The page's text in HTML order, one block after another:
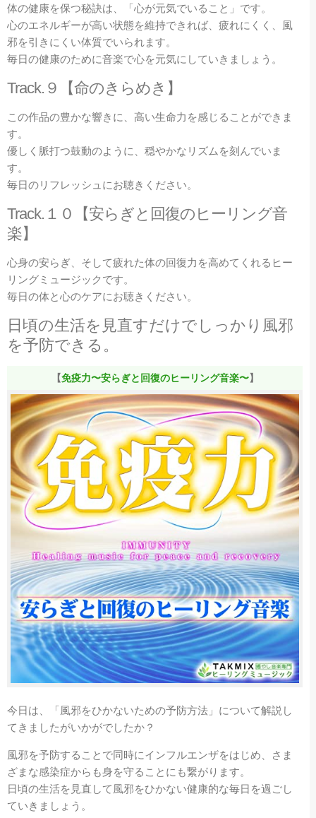
体の健康を保つ秘訣は、「心が元気でいること」です。
心のエネルギーが高い状態を維持できれば、疲れにくく、風
邪を引きにくい体質でいられます。
毎日の健康のために音楽で心を元気にしていきましょう。
Track.９【命のきらめき】
この作品の豊かな響きに、高い生命力を感じることができま
す。
優しく脈打つ鼓動のように、穏やかなリズムを刻んでいま
す。
毎日のリフレッシュにお聴きください。
Track.１０【安らぎと回復のヒーリング音
楽】
心身の安らぎ、そして疲れた体の回復力を高めてくれるヒー
リングミュージックです。
毎日の体と心のケアにお聴きください。
日頃の生活を見直すだけでしっかり風邪
を予防できる。
【免疫力〜安らぎと回復のヒーリング音楽〜】
今日は、「風邪をひかないための予防方法 」について解説し
てきましたがいかがでしたか？
風邪を予防することで同時にインフルエンザをはじめ、さま
ざまな感染症からも身を守ることにも繋がります。
日頃の生活を見直して風邪をひかない健康的な毎日を過ごし
ていきましょう。